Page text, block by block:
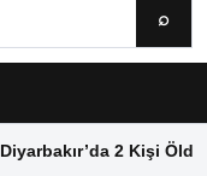
⌕
Diyarbakır’da 2 Kişi Öldü